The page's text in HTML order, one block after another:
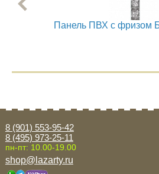
Панель ПВХ с фризом
8 (901) 553-95-42
8 (495) 973-25-11
пн-пт: 10.00-19.00
shop@lazarty.ru